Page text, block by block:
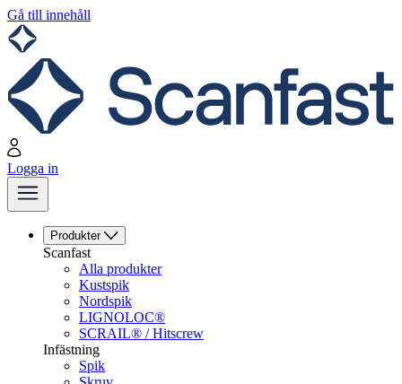
Gå till innehåll
Logga in
Produkter
Scanfast
Alla produkter
Kustspik
Nordspik
LIGNOLOC®
SCRAIL® / Hitscrew
Infästning
Spik